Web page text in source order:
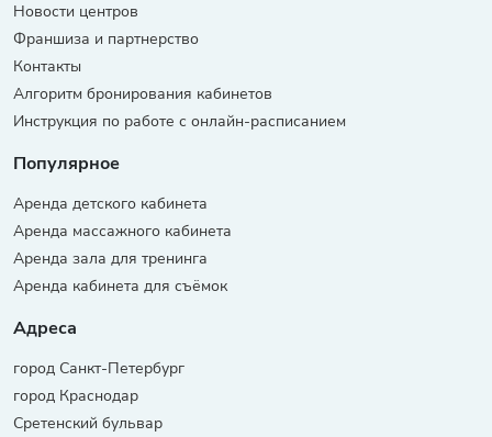
Новости центров
Франшиза и партнерство
Контакты
Алгоритм бронирования кабинетов
Инструкция по работе с онлайн-расписанием
Популярное
Аренда детского кабинета
Аренда массажного кабинета
Аренда зала для тренинга
Аренда кабинета для съёмок
Адреса
город Санкт-Петербург
город Краснодар
Сретенский бульвар